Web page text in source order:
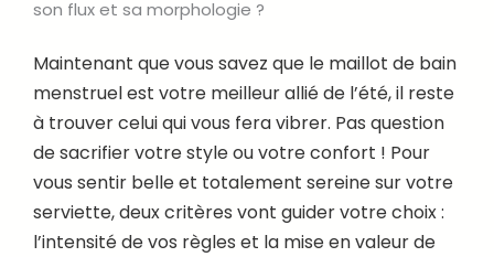
son flux et sa morphologie ?
Maintenant que vous savez que le maillot de bain
menstruel est votre meilleur allié de l’été, il reste
à trouver celui qui vous fera vibrer. Pas question
de sacrifier votre style ou votre confort ! Pour
vous sentir belle et totalement sereine sur votre
serviette, deux critères vont guider votre choix :
l’intensité de vos règles et la mise en valeur de